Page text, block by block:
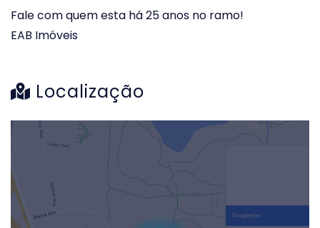
Fale com quem esta há 25 anos no ramo!
EAB Imóveis
Localização